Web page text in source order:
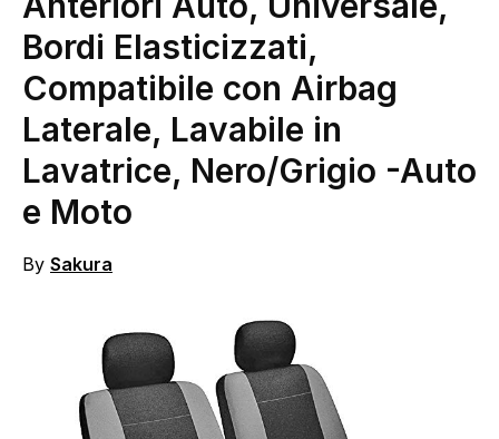
Bordi Elasticizzati,
Compatibile con Airbag
Laterale, Lavabile in
Lavatrice, Nero/Grigio -Auto
e Moto
By Sakura